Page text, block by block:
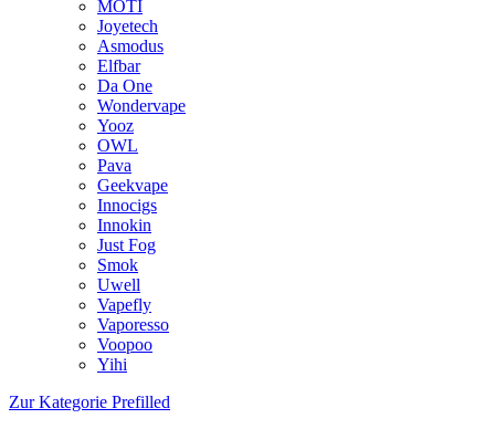
MOTI
Joyetech
Asmodus
Elfbar
Da One
Wondervape
Yooz
OWL
Pava
Geekvape
Innocigs
Innokin
Just Fog
Smok
Uwell
Vapefly
Vaporesso
Voopoo
Yihi
Zur Kategorie Prefilled